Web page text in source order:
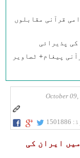
قرآنی مقابلوں
پذیرائی
پیغام+ ٹصاویر
1501886
ايران كی